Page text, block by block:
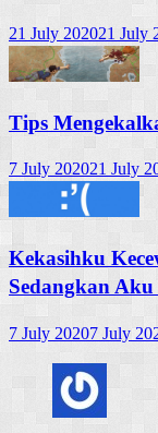
21 July 202021 July
Tips
7 July 202021 July
Kekasihku
Sedangkan
7 July 20207 July